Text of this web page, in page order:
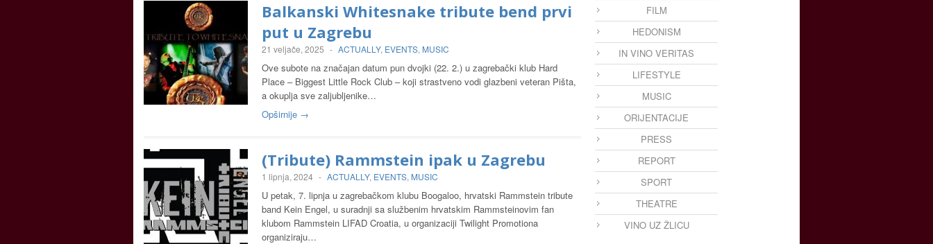
Balkanski Whitesnake tribute bend prvi
put u Zagrebu
21 veljače, 2025 - ACTUALLY, EVENTS, MUSIC
Ove subote na značajan datum pun dvojki (22. 2.) u zagrebački klub Hard
Place – Biggest Little Rock Club – koji strastveno vodi glazbeni veteran Pišta,
a okuplja sve zaljubljenike…
Opširnije →
(Tribute) Rammstein ipak u Zagrebu
1 lipnja, 2024 - ACTUALLY, EVENTS, MUSIC
U petak, 7. lipnja u zagrebačkom klubu Boogaloo, hrvatski Rammstein tribute
band Kein Engel, u suradnji sa službenim hrvatskim Rammsteinovim fan
klubom Rammstein LIFAD Croatia, u organizaciji Twilight Promotiona
organiziraju…
FILM
HEDONISM
IN VINO VERITAS
LIFESTYLE
MUSIC
ORIJENTACIJE
PRESS
REPORT
SPORT
THEATRE
VINO UZ ŽLICU